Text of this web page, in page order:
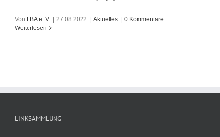
Von LBA e. V. 27.08.2022 Aktuelles
0 Kommentare
Weiterlesen
LINKSAMMLUNG